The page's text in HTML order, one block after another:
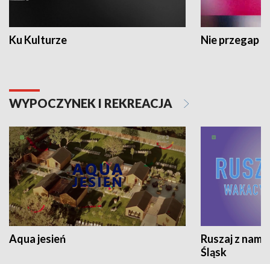
Ku Kulturze Nie przegap
WYPOCZYNEK I REKREACJA
Aqua jesień
Ruszaj z
Śląsk